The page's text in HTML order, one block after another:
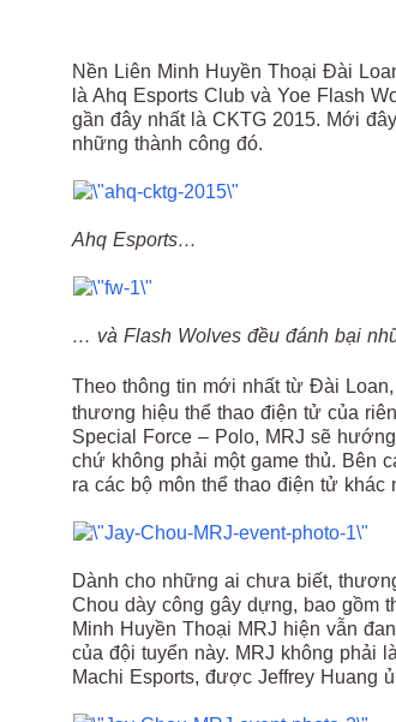
Nền Liên Minh Huyền Thoại Đài
là Ahq Esports Club và Yoe Flash
gần đây nhất là CKTG 2015. Mới
những thành công đó.
Ahq Esports…
… và Flash Wolves đều đánh bại
Theo thông tin mới nhất từ Đài
thương hiệu thể thao điện tử của
Special Force – Polo, MRJ sẽ
chứ không phải một game thủ. Bên
ra các bộ môn thể thao điện tử
Dành cho những ai chưa biết,
Chou dày công gây dựng, bao gồm
Minh Huyền Thoại MRJ hiện vẫn
của đội tuyển này. MRJ không
Machi Esports, được Jeffrey Huang